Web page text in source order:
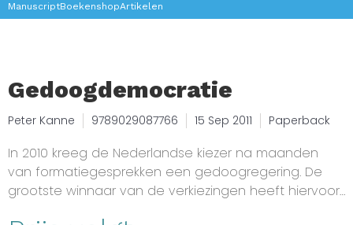
ManuscriptBoekenshopArtikelen
Gedoogdemocratie
Peter Kanne 9789029087766 15 Sep 2011 Paperback
In 2010 kreeg de Nederlandse kiezer na maanden
van formatiegesprekken een gedoogregering. De
grootste winnaar van de verkiezingen heeft hiervoor